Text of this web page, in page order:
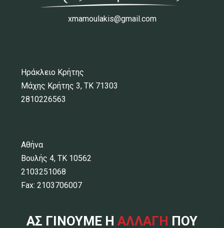
xmamoulakis@gmail.com
Ηράκλειο Κρήτης
Μάχης Κρήτης 3, ΤΚ 71303
2810226563
Αθήνα
Βουλής 4, ΤΚ 10562
2103251068
Fax: 2103706007
ΑΣ ΓΙΝΟΥΜΕ Η ΑΛΛΑΓΗ ΠΟΥ